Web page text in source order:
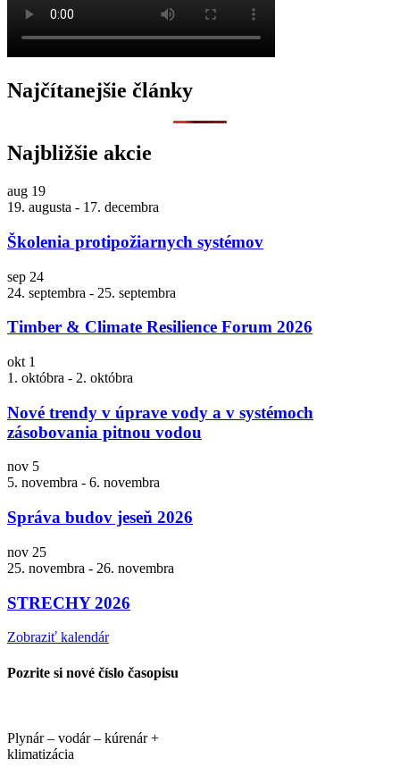
Najčítanejšie články
Najbližšie akcie
aug 19
19. augusta - 17. decembra
Školenia protipožiarnych systémov
sep 24
24. septembra - 25. septembra
Timber & Climate Resilience Forum 2026
okt 1
1. októbra - 2. októbra
Nové trendy v úprave vody a v systémoch
zásobovania pitnou vodou
nov 5
5. novembra - 6. novembra
Správa budov jeseň 2026
nov 25
25. novembra - 26. novembra
STRECHY 2026
Zobraziť kalendár
Pozrite si nové číslo časopisu
Plynár – vodár – kúrenár +
klimatizácia